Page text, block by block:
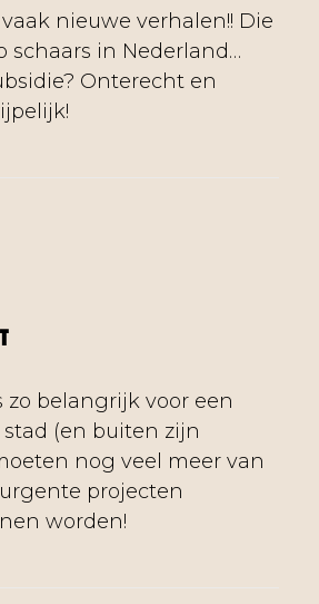
nieuwe verhalen!! Die
schaars in Nederland…
Onterecht en
zo belangrijk voor een
(en buiten zijn
nog veel meer van
projecten
worden!